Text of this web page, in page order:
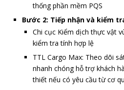
thống phần mềm PQS
Bước 2: Tiếp nhận và kiểm
Chi cục Kiểm dịch thực vật
kiểm tra tính hợp lệ
TTL Cargo Max: Theo dõi
nhanh chóng hỗ trợ khách
thiết nếu có yêu cầu từ cơ